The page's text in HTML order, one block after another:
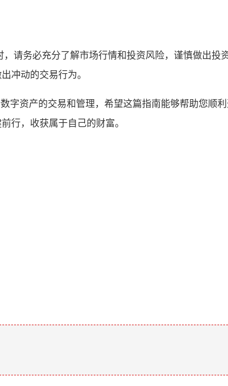
请务必充分了解市场行情和投资风险，谨慎做出投
冲动的交易行为。
字资产的交易和管理，希望这篇指南能够帮助您顺
行，收获属于自己的财富。